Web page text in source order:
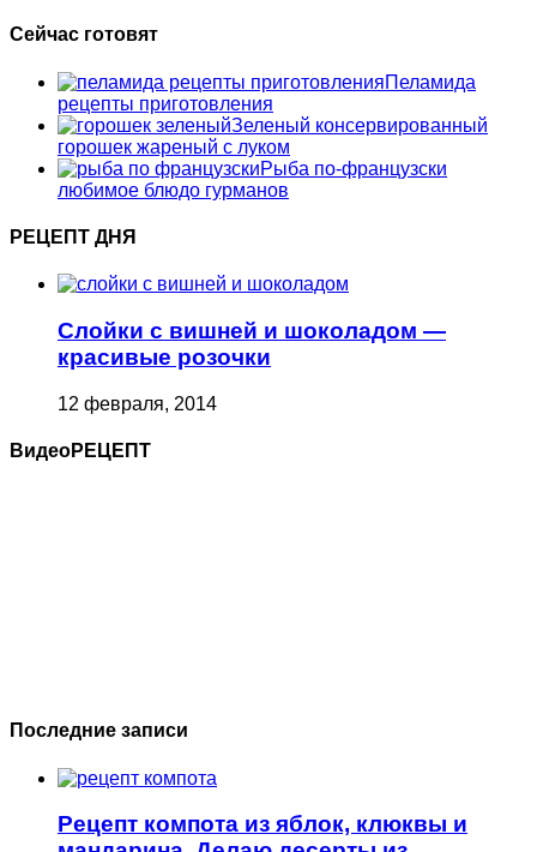
Сейчас готовят
Пеламида
рецепты приготовления
Зеленый консервированный
горошек жареный с луком
Рыба по-французски
любимое блюдо гурманов
РЕЦЕПТ ДНЯ
Слойки с вишней и шоколадом —
красивые розочки
12 февраля, 2014
ВидеоРЕЦЕПТ
Последние записи
Рецепт компота из яблок, клюквы и